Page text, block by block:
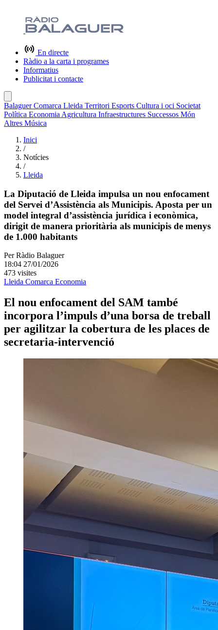
En directe
Ràdio a la carta i programes
Informatius
Publicitat i contacte
BalaguerComarca Lleida Territori Esports Cultura i oci Societat
Política Economia Agricultura Infraestructures Successos Món
Altres Música
Inici
/
Notícies
/
Lleida
La Diputació de Lleida impulsa un nou enfocament
del Servei d’Assistència als Municipis. Aposta per un
model integral d’assistència jurídica i econòmica,
dirigit de manera prioritària als municipis de menys
de 1.000 habitants
Per Ràdio Balaguer
18:04 27/01/2026
473 visites
Lleida Comarca Economia
El nou enfocament del SAM també
incorpora l’impuls d’una borsa de treball
per agilitzar la cobertura de les places de
secretaria-intervenció